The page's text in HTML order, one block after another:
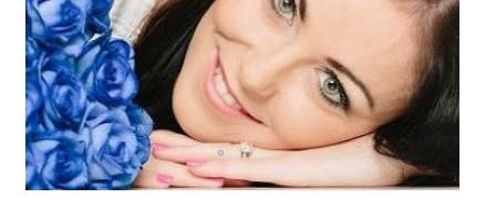
Videa
Kontakt
Registrace